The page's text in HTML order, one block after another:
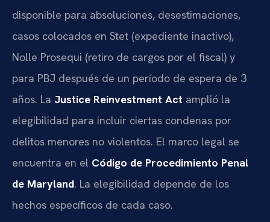
disponible para absoluciones, desestimaciones,
casos colocados en Stet (expediente inactivo),
Nolle Prosequi (retiro de cargos por el fiscal) y
para PBJ después de un período de espera de 3
años. La Justice Reinvestment Act amplió la
elegibilidad para incluir ciertas condenas por
delitos menores no violentos. El marco legal se
encuentra en el Código de Procedimiento Penal
de Maryland. La elegibilidad depende de los
hechos específicos de cada caso.